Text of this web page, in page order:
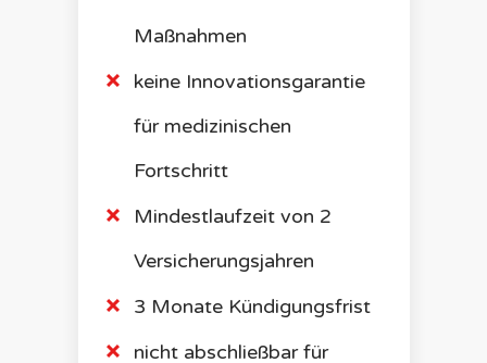
Maßnahmen
keine Innovationsgarantie
für medizinischen
Fortschritt
Mindestlaufzeit von 2
Versicherungsjahren
3 Monate Kündigungsfrist
nicht abschließbar für